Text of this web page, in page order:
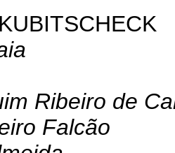
Ribeiro de
Falcão